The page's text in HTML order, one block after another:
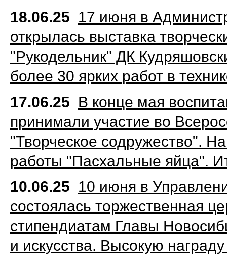
18.06.25 17 июня в
открылась выставка
"Рукодельник" ДК
более 30 ярких работ в
17.06.25 В конце мая
принимали участие во
"Творческое содружество".
работы "Пасхальные яйца".
10.06.25 10 июня в
состоялась торжественная
стипендиатам Главы
и искусства. Высокую